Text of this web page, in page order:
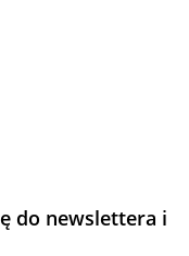
do newslettera i